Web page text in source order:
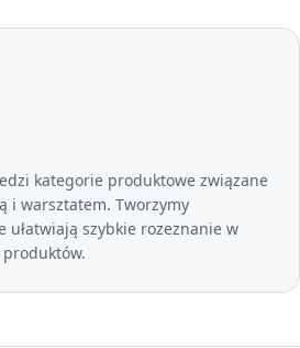
kategorie produktowe związane
i warsztatem. Tworzymy
ułatwiają szybkie rozeznanie w